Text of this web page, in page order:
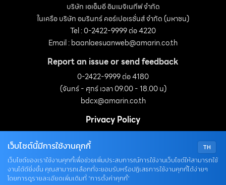
บริษัท เอเอ็มอี อิมเมจิเนทีฟ จำกัด
ในเครือ บริษัท อมรินทร์ คอร์เปอเรชั่นส์ จำกัด (มหาชน)
Tel : 0-2422-9999 ต่อ 4220
Email :baanlaesuanweb@amarin.co.th
Report an issue or send feedback
0-2422-9999 ต่อ 4180
(จันทร์ - ศุกร์ เวลา 09.00 - 18.00 น)
bdcx@amarin.co.th
Privacy Policy
OUR SOCIALS
TH
เว็บไซต์นี้มีการใช้งานคุกกี้
เว็บไซต์ของเราใช้งานคุกกี้เพื่อช่วยเพิ่มประสบการณ์การใช้งานเว็บไซต์ให้สามารถใช้
งานได้ดียิ่งขึ้น คุณสามารถเลือกที่จะยอมรับหรือปฏิเสธการใช้งานคุกกี้ได้ง่ายๆ
โดยการดูรายละเอียดเพิ่มเติมที่ “การตั้งค่าคุกกี้”